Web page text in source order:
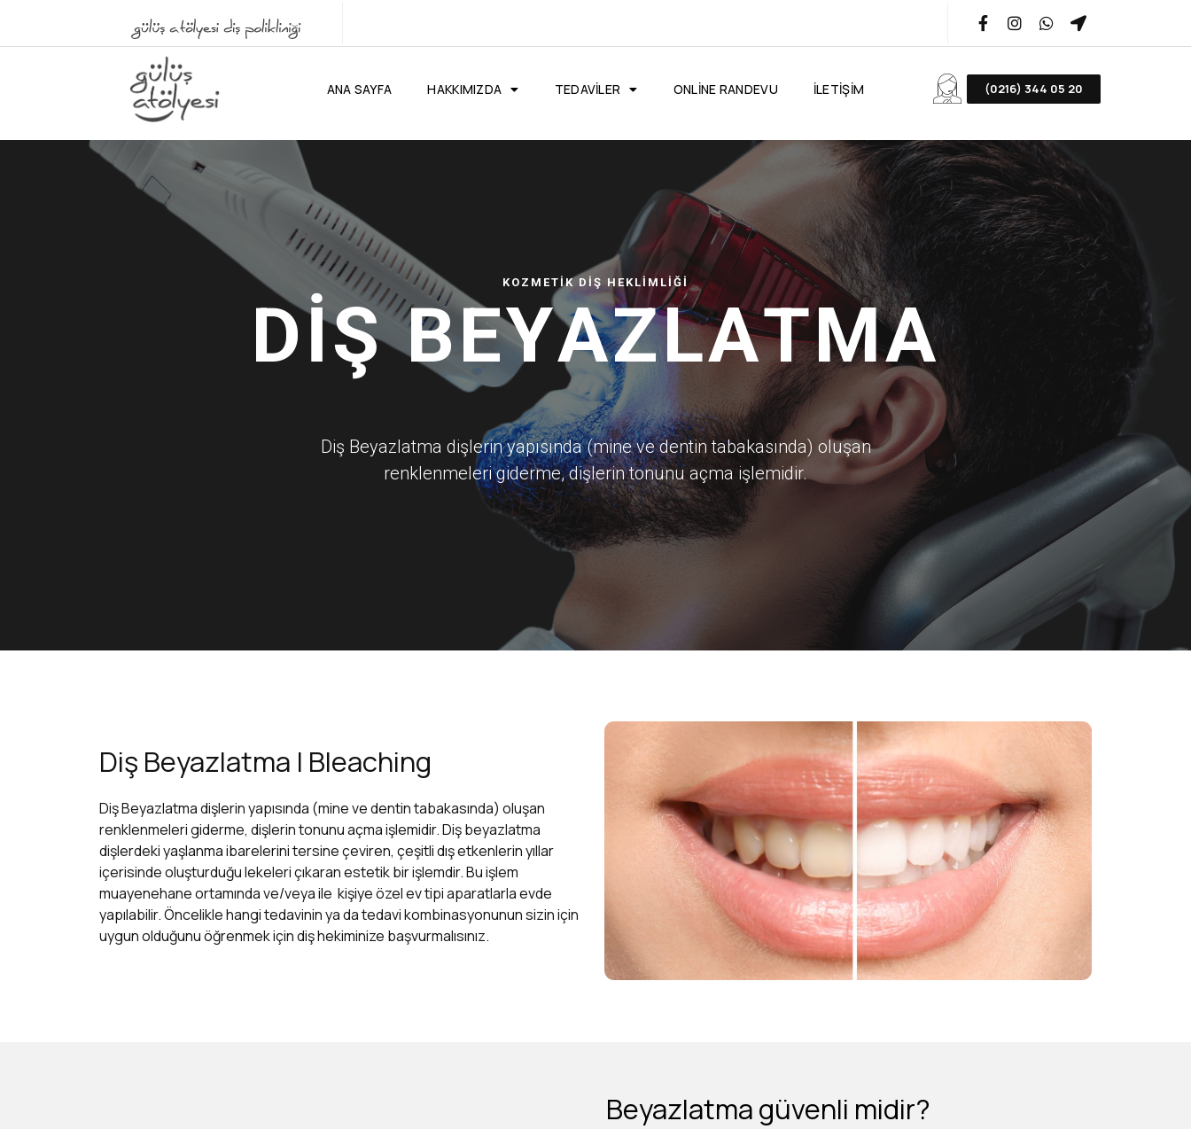
ANA SAYFA HAKKIMIZDA TEDAVILER ONLINE RANDEVU İLETIŞIM (0216) 344 05 20​
KOZMETİK DİŞ HEKLİMLİĞİ
DİŞ BEYAZLATMA
Diş Beyazlatma dişlerin yapısında (mine ve dentin tabakasında) oluşan
renklenmeleri giderme, dişlerin tonunu açma işlemidir.
Diş Beyazlatma | Bleaching
Diş Beyazlatma dişlerin yapısında (mine ve dentin tabakasında) oluşan
renklenmeleri giderme, dişlerin tonunu açma işlemidir. Diş beyazlatma
dişlerdeki yaşlanma ibarelerini tersine çeviren, çeşitli dış etkenlerin yıllar
içerisinde oluşturduğu lekeleri çıkaran estetik bir işlemdir. Bu işlem
muayenehane ortamında ve/veya ile kişiye özel ev tipi aparatlarla evde
yapılabilir. Öncelikle hangi tedavinin ya da tedavi kombinasyonunun sizin için
uygun olduğunu öğrenmek için diş hekiminize başvurmalısınız.
Beyazlatma güvenli midir?